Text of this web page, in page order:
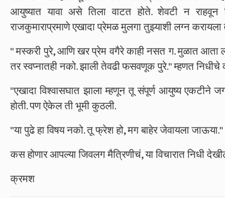
आयुष्यात यावा असे तिला वाटत होते. शेवटी न राहवून
राजकुमाराप्रमाणे एखादा प्रेमळ मुलगा तुझ्याशी लग्न
'' मस्करी पुरे, आणि खर प्रेम वगैरे काही नसत ग. मुळात आता
तर स्वप्नातही नको. झाली तेवढी फसवणूक पुरे.'' म्हणत निधीचे
''एखादा विश्वासघात झाला म्हणून तू संपूर्ण आयुष्य
होती. पण ऐकेल ती भूमी कुठली.
''या पुढे हा विषय नको. तू फ्रेश हो, मग बाहेर जेवायला
कस होणार आपल्या जिवलग मैत्रिणीचं, या विचारात निधी
क्रमश